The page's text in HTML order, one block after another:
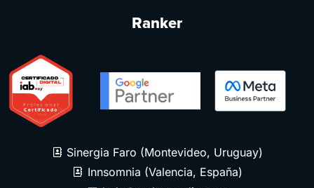
Ranker
Sinergia Faro (Montevideo, Uruguay)
Innsomnia (Valencia, España)